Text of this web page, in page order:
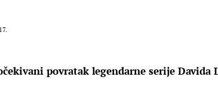
povratak legendarne serije Davida